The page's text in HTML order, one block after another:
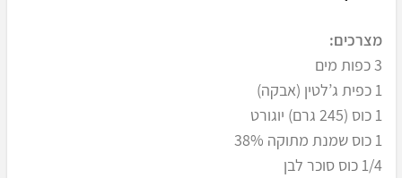
מצרכים:
3 כפות מים
1 כפית ג’לטין (אבקה)
1 כוס (245 גרם) יוגורט
1 כוס שמנת מתוקה 38%
1/4 כוס סוכר לבן